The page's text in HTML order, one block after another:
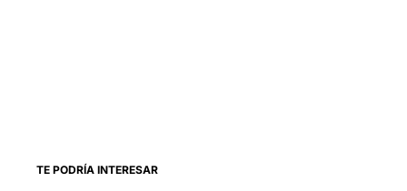
TE PODRÍA INTERESAR